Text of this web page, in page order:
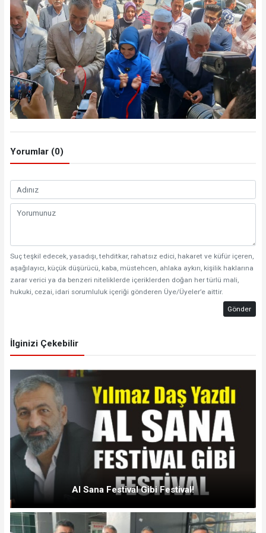
Yorumlar (0)
Suç teşkil edecek, yasadışı, tehditkar, rahatsız edici, hakaret ve küfür içeren,
aşağılayıcı, küçük düşürücü, kaba, müstehcen, ahlaka aykırı, kişilik haklarına
zarar verici ya da benzeri niteliklerde içeriklerden doğan her türlü mali,
hukuki, cezai, idari sorumluluk içeriği gönderen Üye/Üyeler’e aittir.
Gönder
İlginizi Çekebilir
Al Sana Festival Gibi Festival!